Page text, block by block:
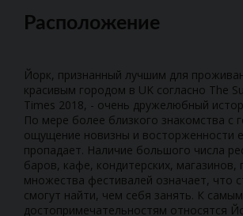
Расположение
Йорк, признанный лучшим для
красивым городом в UK согласно The
Times 2018, - очень дружелюбный
По мере более близкого знакомства с
ощущение новизны и восторженности
пропадает. Наличие большого числа
баров, кафе, кондитерских, магазинов,
множества фестивалей означает, что
смогут найти, чем себя занять. К
достопримечательностям относятся